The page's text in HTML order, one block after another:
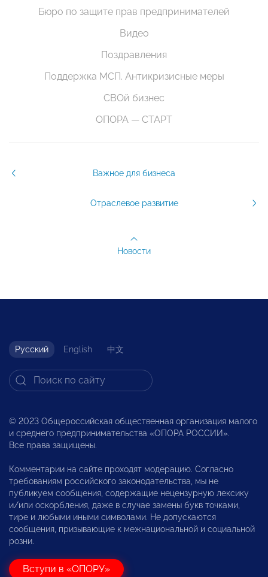
Бюро по защите прав предпринимателей
Видео
Поздравления
Поддержка МСП. Антикризисные меры
СВОй бизнес
ОПОРА — СТАРТ
Важное для бизнеса
Отраслевое развитие
Новости
Русский English 中文
© 2023 Общероссийская общественная организация малого
и среднего предпринимательства «ОПОРА РОССИИ».
Все права защищены.
Комментарии на сайте проходят модерацию. Согласно
требованиям российского законодательства, мы не
публикуем сообщения, содержащие нецензурную лексику
и/или оскорбления, даже в случае замены букв точками,
тире и любыми иными символами. Не допускаются
сообщения, призывающие к межнациональной и социальной
розни.
Вступи в «ОПОРУ»